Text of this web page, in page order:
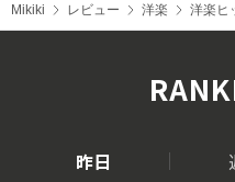
Mikiki レビュー 洋楽 洋楽ヒ
昨日